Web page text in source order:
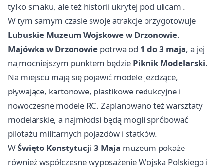
tylko smaku, ale też historii ukrytej pod ulicami.
W tym samym czasie swoje atrakcje przygotowuje
Lubuskie Muzeum Wojskowe w Drzonowie.
Majówka w Drzonowie potrwa od 1 do 3 maja, a jej
najmocniejszym punktem będzie Piknik Modelarski.
Na miejscu mają się pojawić modele jeżdżące,
pływające, kartonowe, plastikowe redukcyjne i
nowoczesne modele RC. Zaplanowano też warsztaty
modelarskie, a najmłodsi będą mogli spróbować
pilotażu militarnych pojazdów i statków.
WŚwięto Konstytucji 3 Maja muzeum pokaże
również współczesne wyposażenie Wojska Polskiego i